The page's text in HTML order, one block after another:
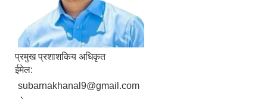
प्रमुख प्रशाशकिय अधिकृत
ईमेल:
subarnakhanal9@gmail.com